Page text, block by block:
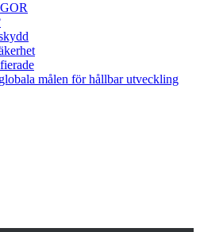
målen för hållbar utveckling